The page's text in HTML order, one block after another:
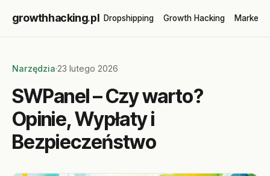
growthhacking.pl Dropshipping Growth Hacking
Narzędzia·23 lutego 2026
SWPanel – Czy warto?
Opinie, Wypłaty i
Bezpieczeństwo